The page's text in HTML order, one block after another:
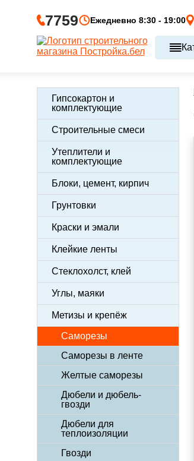
7759 Ежедневно 8:30 - 19:00
Гипсокартон и
комплектующие
Строительные смеси
Утеплители и
комплектующие
Блоки, цемент, кирпич
Грунтовки
Краски и эмали
Клейкие ленты
Стеклохолст, клей
Углы, маяки
Метизы и крепёж
Саморезы
Саморезы в ленте
Желтые саморезы
Дюбели и дюбель-
гвозди
Дюбели для
теплоизоляции
Гвозди